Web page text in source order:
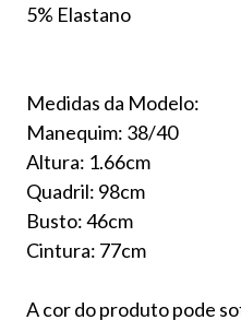
5% Elastano
Medidas da Modelo:
Manequim: 38/40
Altura: 1.66cm
Quadril: 98cm
Busto: 46cm
Cintura: 77cm
A cor do produto pode